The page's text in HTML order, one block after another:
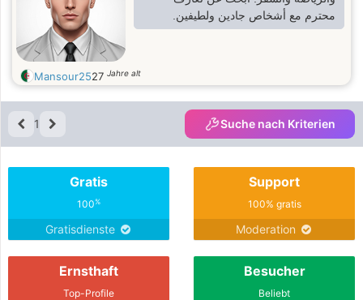
محترم مع أشخاص جادين ولطيفين.
Mansour2527 Jahre alt
1 Suche nach Kriterien
Gratis
100%
Gratisdienste
Support
100% gratis
Moderation
Ernsthaft
Top-Profile
Besucher
Beliebt